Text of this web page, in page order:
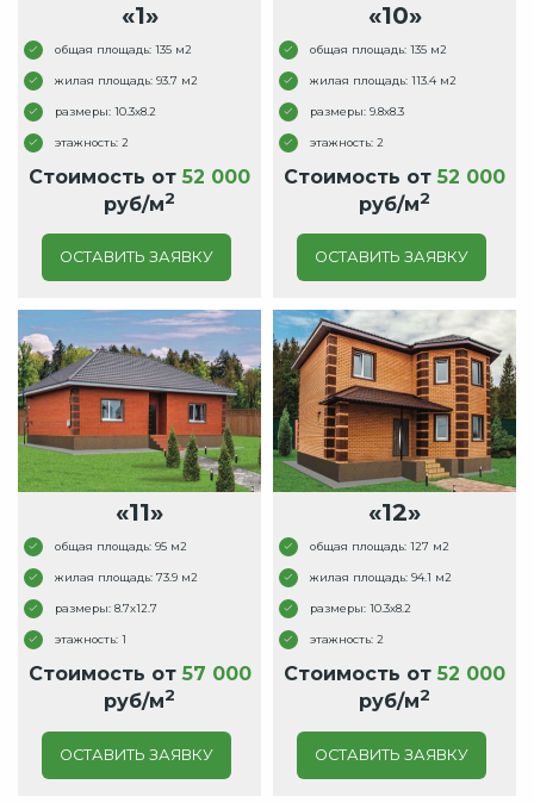
«1»
общая площадь: 135 м2
жилая площадь: 93.7 м2
размеры: 10.3x8.2
этажность: 2
Стоимость от 52 000
руб/м2
ОСТАВИТЬ ЗАЯВКУ
«10»
общая площадь: 135 м2
жилая площадь: 113.4 м2
размеры: 9.8x8.3
этажность: 2
Стоимость от 52 000
руб/м2
ОСТАВИТЬ ЗАЯВКУ
«11»
общая площадь: 95 м2
жилая площадь: 73.9 м2
размеры: 8.7x12.7
этажность: 1
Стоимость от 57 000
руб/м2
ОСТАВИТЬ ЗАЯВКУ
«12»
общая площадь: 127 м2
жилая площадь: 94.1 м2
размеры: 10.3x8.2
этажность: 2
Стоимость от 52 000
руб/м2
ОСТАВИТЬ ЗАЯВКУ